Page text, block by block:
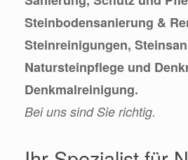
Steinbodensanierung &
Steinreinigungen,
Natursteinpflege und
Denkmalreinigung.
Bei uns sind Sie richtig.